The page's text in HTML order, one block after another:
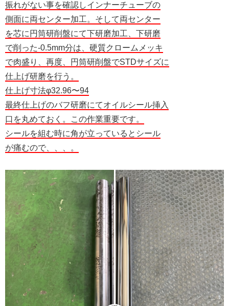
振れがない事を確認しインナーチューブの
側面に両センター加工。そして両センター
を芯に円筒研削盤にて下研磨加工、下研磨
で削った-0.5mm分は、硬質クロームメッキ
で肉盛り、再度、円筒研削盤でSTDサイズに
仕上げ研磨を行う。
仕上げ寸法φ32.96〜94
最終仕上げのバフ研磨にてオイルシール挿入
口を丸めておく。この作業重要です。
シールを組む時に角が立っているとシール
が痛むので、、、。